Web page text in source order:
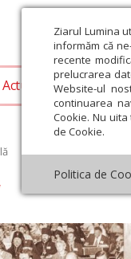
Ziarul Lumina
informăm că
recente
prelucrarea
Website-ul
continuarea
Cookie. Nu
de Cookie.
Politica de
Actualitate religioasă